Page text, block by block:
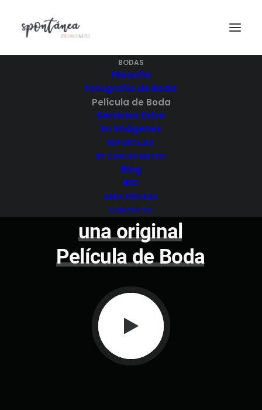
BODAS
Filosofía
Fotografía de Boda
Película de Boda
Servicios Extra
En imágenes
REPORTAJES
BY CARLOS MATEO
Blog
BIO
AREA PRIVADA
CONTACTO
una original
Película de Boda